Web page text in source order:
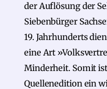
der Auflösung der
Siebenbürger
19. Jahrhunderts
eine Art
Minderheit. Somit
Quellenedition ein